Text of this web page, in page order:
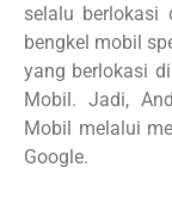
selalu
bengkel mobil
yang berlokasi
Mobil. Jadi,
Mobil melalui
Google.